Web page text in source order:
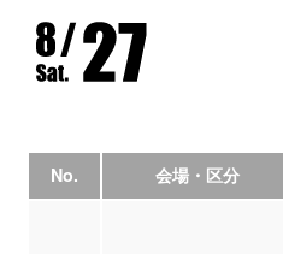
No. 会場・区分